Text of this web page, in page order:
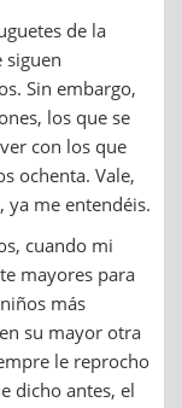
de la
siguen
Sin embargo,
los que se
con los que
ochenta. Vale,
me entendéis.
cuando mi
mayores para
más
su mayor otra
le reprocho
dicho antes, el